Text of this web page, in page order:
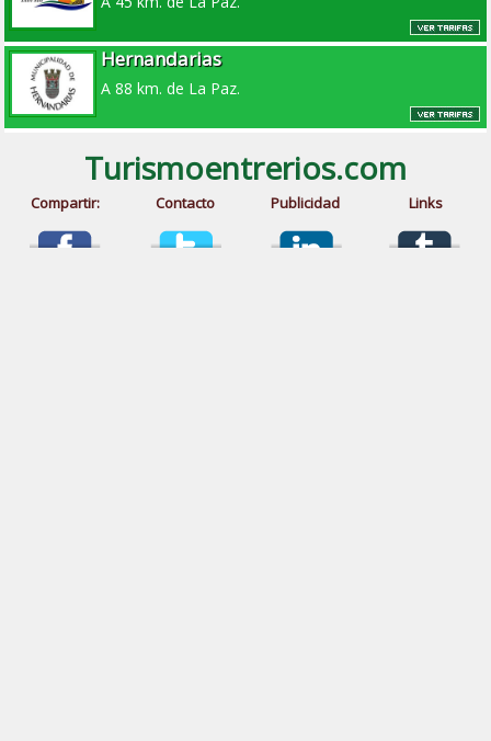
Hernandarias
A 88 km. de La Paz.
Turismoentrerios.com
Compartir: Contacto Publicidad Links